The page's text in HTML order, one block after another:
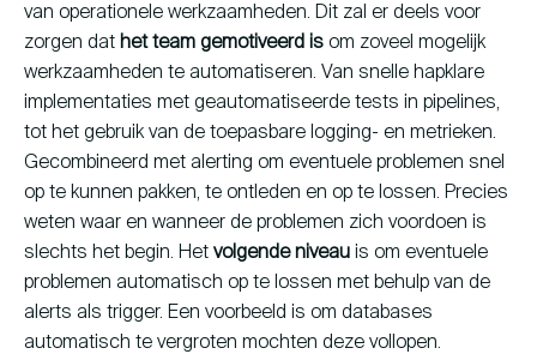
van operationele werkzaamheden. Dit zal er deels voor
zorgen dat het team gemotiveerd is om zoveel mogelijk
werkzaamheden te automatiseren. Van snelle hapklare
implementaties met geautomatiseerde tests in pipelines,
tot het gebruik van de toepasbare logging- en metrieken.
Gecombineerd met alerting om eventuele problemen snel
op te kunnen pakken, te ontleden en op te lossen. Precies
weten waar en wanneer de problemen zich voordoen is
slechts het begin. Het volgende niveau is om eventuele
problemen automatisch op te lossen met behulp van de
alerts als trigger. Een voorbeeld is om databases
automatisch te vergroten mochten deze vollopen.